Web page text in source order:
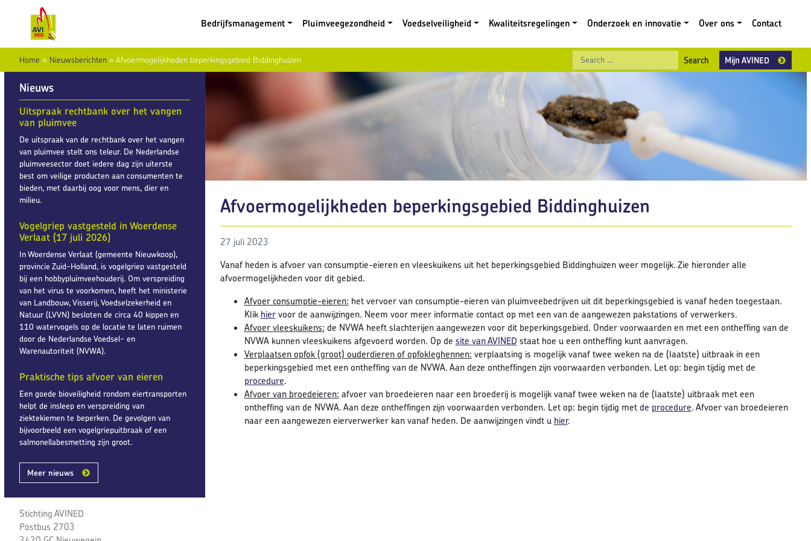
Bedrijfsmanagement
Pluimveegezondheid Voedselveiligheid Kwaliteitsregelingen Onderzoek en innovatie Over ons Contact
Home » Nieuwsberichten »Afvoermogelijkheden beperkingsgebied Biddinghuizen Search
Mijn AVINED
Nieuws
Uitspraak rechtbank over het vangen
van pluimvee
De uitspraak van de rechtbank over het vangen
van pluimvee stelt ons teleur. De Nederlandse
pluimveesector doet iedere dag zijn uiterste
best om veilige producten aan consumenten te
bieden, met daarbij oog voor mens, dier en
milieu.
Vogelgriep vastgesteld in Woerdense
Verlaat (17 juli 2026)
In Woerdense Verlaat (gemeente Nieuwkoop),
provincie Zuid-Holland, is vogelgriep vastgesteld
bij een hobbypluimveehouderij. Om verspreiding
van het virus te voorkomen, heeft het ministerie
van Landbouw, Visserij, Voedselzekerheid en
Natuur (LVVN) besloten de circa 40 kippen en
110 watervogels op de locatie te laten ruimen
door de Nederlandse Voedsel- en
Warenautoriteit (NVWA).
Praktische tips afvoer van eieren
Een goede bioveiligheid rondom eiertransporten
helpt de insleep en verspreiding van
ziektekiemen te beperken. De gevolgen van
bijvoorbeeld een vogelgriepuitbraak of een
salmonellabesmetting zijn groot.
Meer nieuws
Stichting AVINED
Postbus 2703
Afvoermogelijkheden beperkingsgebied Biddinghuizen
27 juli 2023
Vanaf heden is afvoer van consumptie-eieren en vleeskuikens uit het beperkingsgebied Biddinghuizen weer mogelijk. Zie hieronder alle
afvoermogelijkheden voor dit gebied.
Afvoer consumptie-eieren: het vervoer van consumptie-eieren van pluimveebedrijven uit dit beperkingsgebied is vanaf heden toegestaan.
Klik hiervoor de aanwijzingen. Neem voor meer informatie contact op met een van de aangewezen pakstations of verwerkers.
Afvoer vleeskuikens: de NVWA heeft slachterijen aangewezen voor dit beperkingsgebied. Onder voorwaarden en met een ontheffing van de
NVWA kunnen vleeskuikens afgevoerd worden. Op de site van AVINED staat hoe u een ontheffing kunt aanvragen.
Verplaatsen opfok (groot) ouderdieren of opfokleghennen: verplaatsing is mogelijk vanaf twee weken na de (laatste) uitbraak in een
beperkingsgebied met een ontheffing van de NVWA. Aan deze ontheffingen zijn voorwaarden verbonden. Let op: begin tijdig met de
procedure.
Afvoer van broedeieren: afvoer van broedeieren naar een broederij is mogelijk vanaf twee weken na de (laatste) uitbraak met een
ontheffing van de NVWA. Aan deze ontheffingen zijn voorwaarden verbonden. Let op: begin tijdig met de procedure. Afvoer van broedeieren
naar een aangewezen eierverwerker kan vanaf heden. De aanwijzingen vindt u hier.